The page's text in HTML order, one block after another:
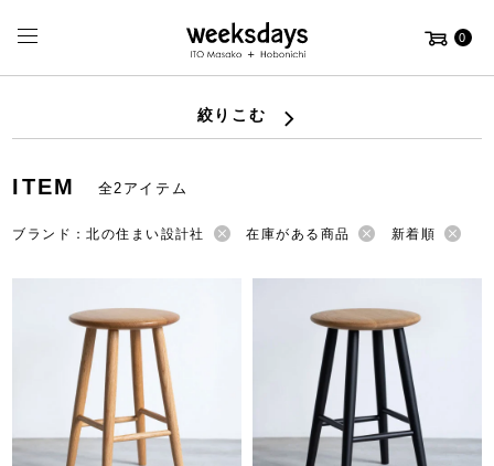
0
絞りこむ
ITEM 全2アイテム
ブランド：北の住まい設計社 在庫がある商品 新着順